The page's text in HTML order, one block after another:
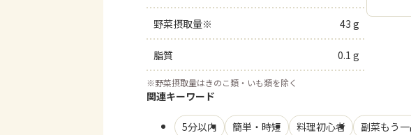
野菜摂取量※ 43 g
脂質 0.1 g
※野菜摂取量はきのこ類・いも類を除く
関連キーワード
5分以内 簡単・時短 料理初心者 副菜もう